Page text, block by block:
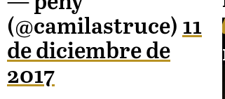
(@camilastruce) 11
de diciembre de
2017